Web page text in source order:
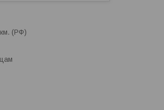
(РФ)